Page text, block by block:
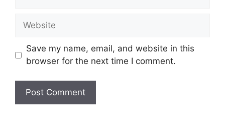
Website
Save my name, email, and website in this
browser for the next time I comment.